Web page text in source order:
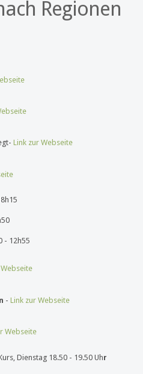
Regionen
Link zur Webseite
- 12h55
- Link zur Webseite
Webseite
Dienstag 18.50 - 19.50 Uhr